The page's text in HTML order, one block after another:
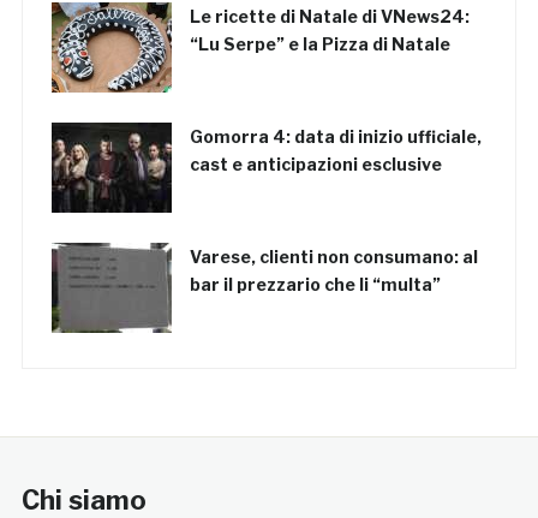
Le ricette di Natale di VNews24:
“Lu Serpe” e la Pizza di Natale
Gomorra 4: data di inizio ufficiale,
cast e anticipazioni esclusive
Varese, clienti non consumano: al
bar il prezzario che li “multa”
Chi siamo